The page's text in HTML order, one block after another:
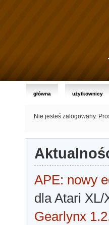
główna użytkownicy
Nie jesteś zalogowany.
APE: nowy
dla Atari
Gearlynx